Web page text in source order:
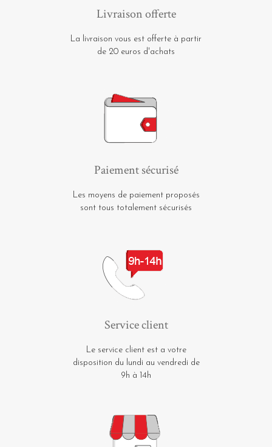
Livraison offerte
La livraison vous est offerte à partir
de 20 euros d'achats
Paiement sécurisé
Les moyens de paiement proposés
sont tous totalement sécurisés
Service client
Le service client est a votre
disposition du lundi au vendredi de
9h à 14h